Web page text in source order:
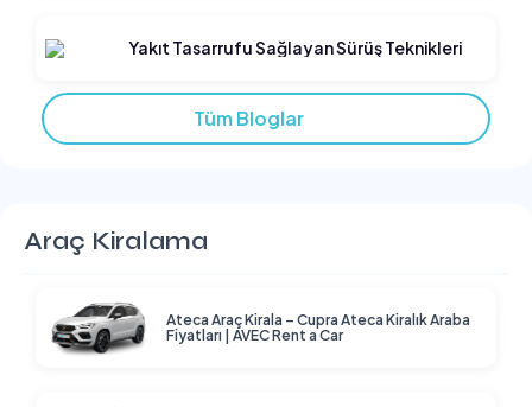
Yakıt Tasarrufu Sağlayan Sürüş Teknikleri
Tüm Bloglar
Araç Kiralama
Ateca Araç Kirala – Cupra Ateca Kiralık Araba
Fiyatları | AVEC Rent a Car